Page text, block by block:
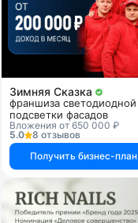
Зимняя Сказка
франшиза светодиодной
подсветки фасадов
Вложения от 650 000 ₽
5.0
8 отзывов
Получить бизнес-план